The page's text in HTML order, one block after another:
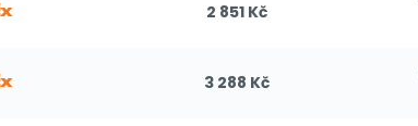
2 851 Kč
3 288 Kč